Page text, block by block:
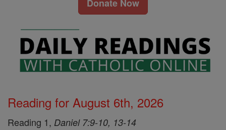
Donate Now
Reading for August 6th, 2026
Reading 1, Daniel 7:9-10, 13-14